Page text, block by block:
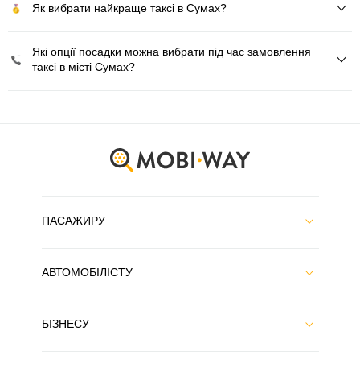
Як вибрати найкраще таксі в Сумах?
Які опції посадки можна вибрати під час замовлення
таксі в місті Сумах?
ПАСАЖИРУ
АВТОМОБІЛІСТУ
БІЗНЕСУ